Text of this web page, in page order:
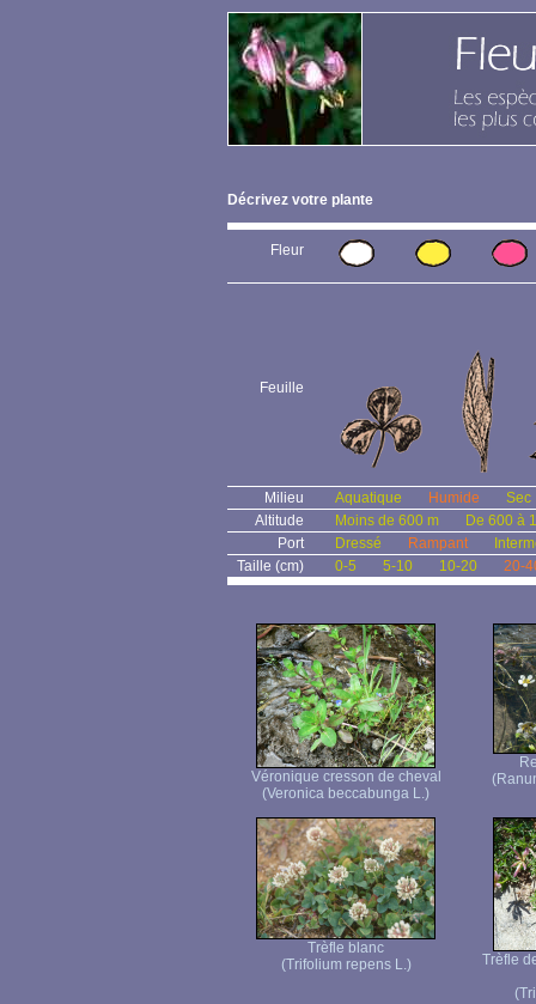
Décrivez votre plante
Fleur
Feuille
Milieu Aquatique Humide
Sec
Altitude
Moins de 600 m
De 600 à
Port
Dressé Rampant
Taille (cm)
0-5 5-10 10-20 20-
Véronique cresson de cheval
(Veronica beccabunga L.)
Trèfle blanc
(Trifolium repens L.)
Trèfle